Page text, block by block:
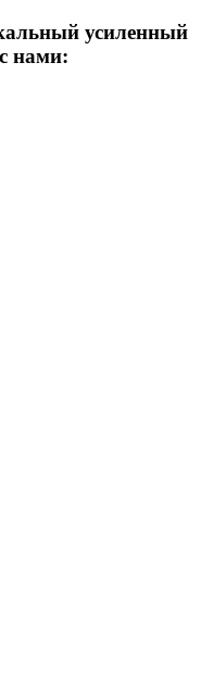
усиленный
нами: